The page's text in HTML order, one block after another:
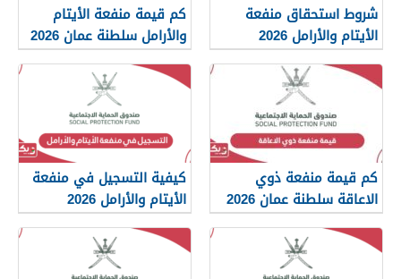
شروط استحقاق منفعة
الأيتام والأرامل 2026
كم قيمة منفعة الأيتام
والأرامل سلطنة عمان 2026
كم قيمة منفعة ذوي
الاعاقة سلطنة عمان 2026
كيفية التسجيل في منفعة
الأيتام والأرامل 2026